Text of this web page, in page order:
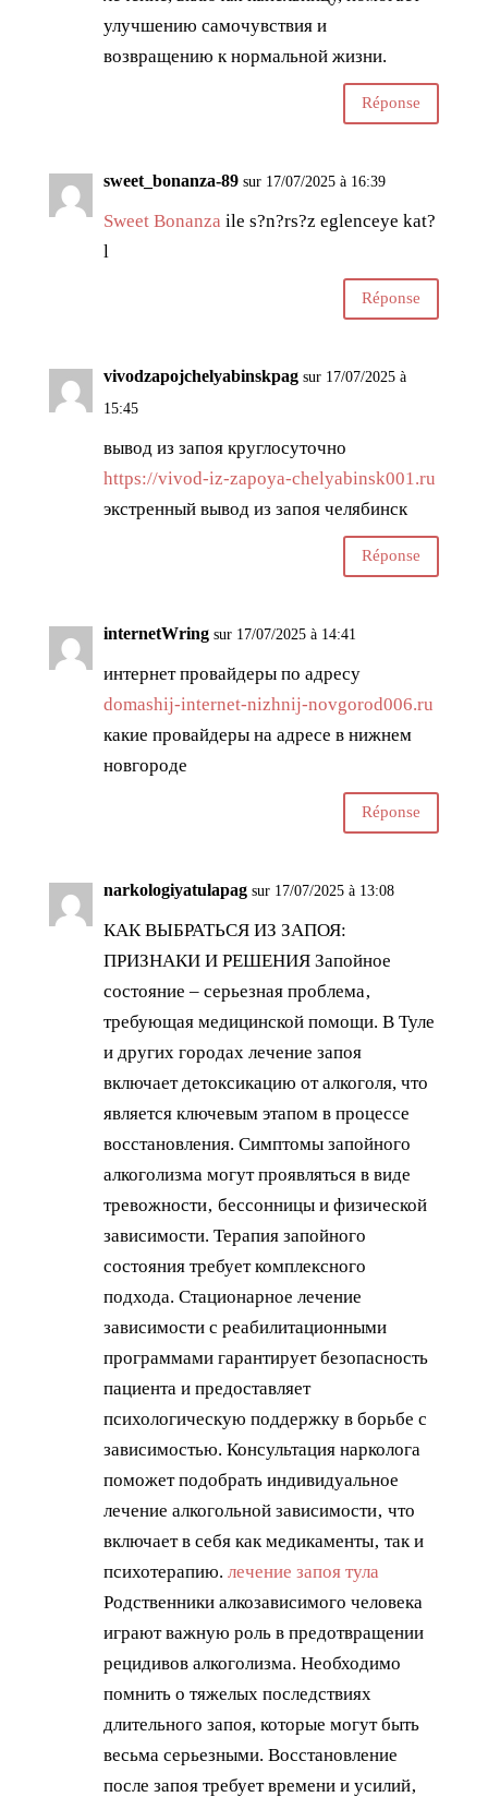
улучшению самочувствия и
возвращению к нормальной жизни.
Réponse
sweet_bonanza-89 sur 17/07/2025 à 16:39
Sweet Bonanza ile s?n?rs?z eglenceye kat?
l
Réponse
vivodzapojchelyabinskpag sur 17/07/2025 à
15:45
вывод из запоя круглосуточно
https://vivod-iz-zapoya-chelyabinsk001.ru
экстренный вывод из запоя челябинск
Réponse
internetWring sur 17/07/2025 à 14:41
интернет провайдеры по адресу
domashij-internet-nizhnij-novgorod006.ru
какие провайдеры на адресе в нижнем
новгороде
Réponse
narkologiyatulapag sur 17/07/2025 à 13:08
КАК ВЫБРАТЬСЯ ИЗ ЗАПОЯ:
ПРИЗНАКИ И РЕШЕНИЯ Запойное
состояние – серьезная проблема‚
требующая медицинской помощи. В Туле
и других городах лечение запоя
включает детоксикацию от алкоголя, что
является ключевым этапом в процессе
восстановления. Симптомы запойного
алкоголизма могут проявляться в виде
тревожности‚ бессонницы и физической
зависимости. Терапия запойного
состояния требует комплексного
подхода. Стационарное лечение
зависимости с реабилитационными
программами гарантирует безопасность
пациента и предоставляет
психологическую поддержку в борьбе с
зависимостью. Консультация нарколога
поможет подобрать индивидуальное
лечение алкогольной зависимости‚ что
включает в себя как медикаменты‚ так и
психотерапию. лечение запоя тула
Родственники алкозависимого человека
играют важную роль в предотвращении
рецидивов алкоголизма. Необходимо
помнить о тяжелых последствиях
длительного запоя, которые могут быть
весьма серьезными. Восстановление
после запоя требует времени и усилий‚